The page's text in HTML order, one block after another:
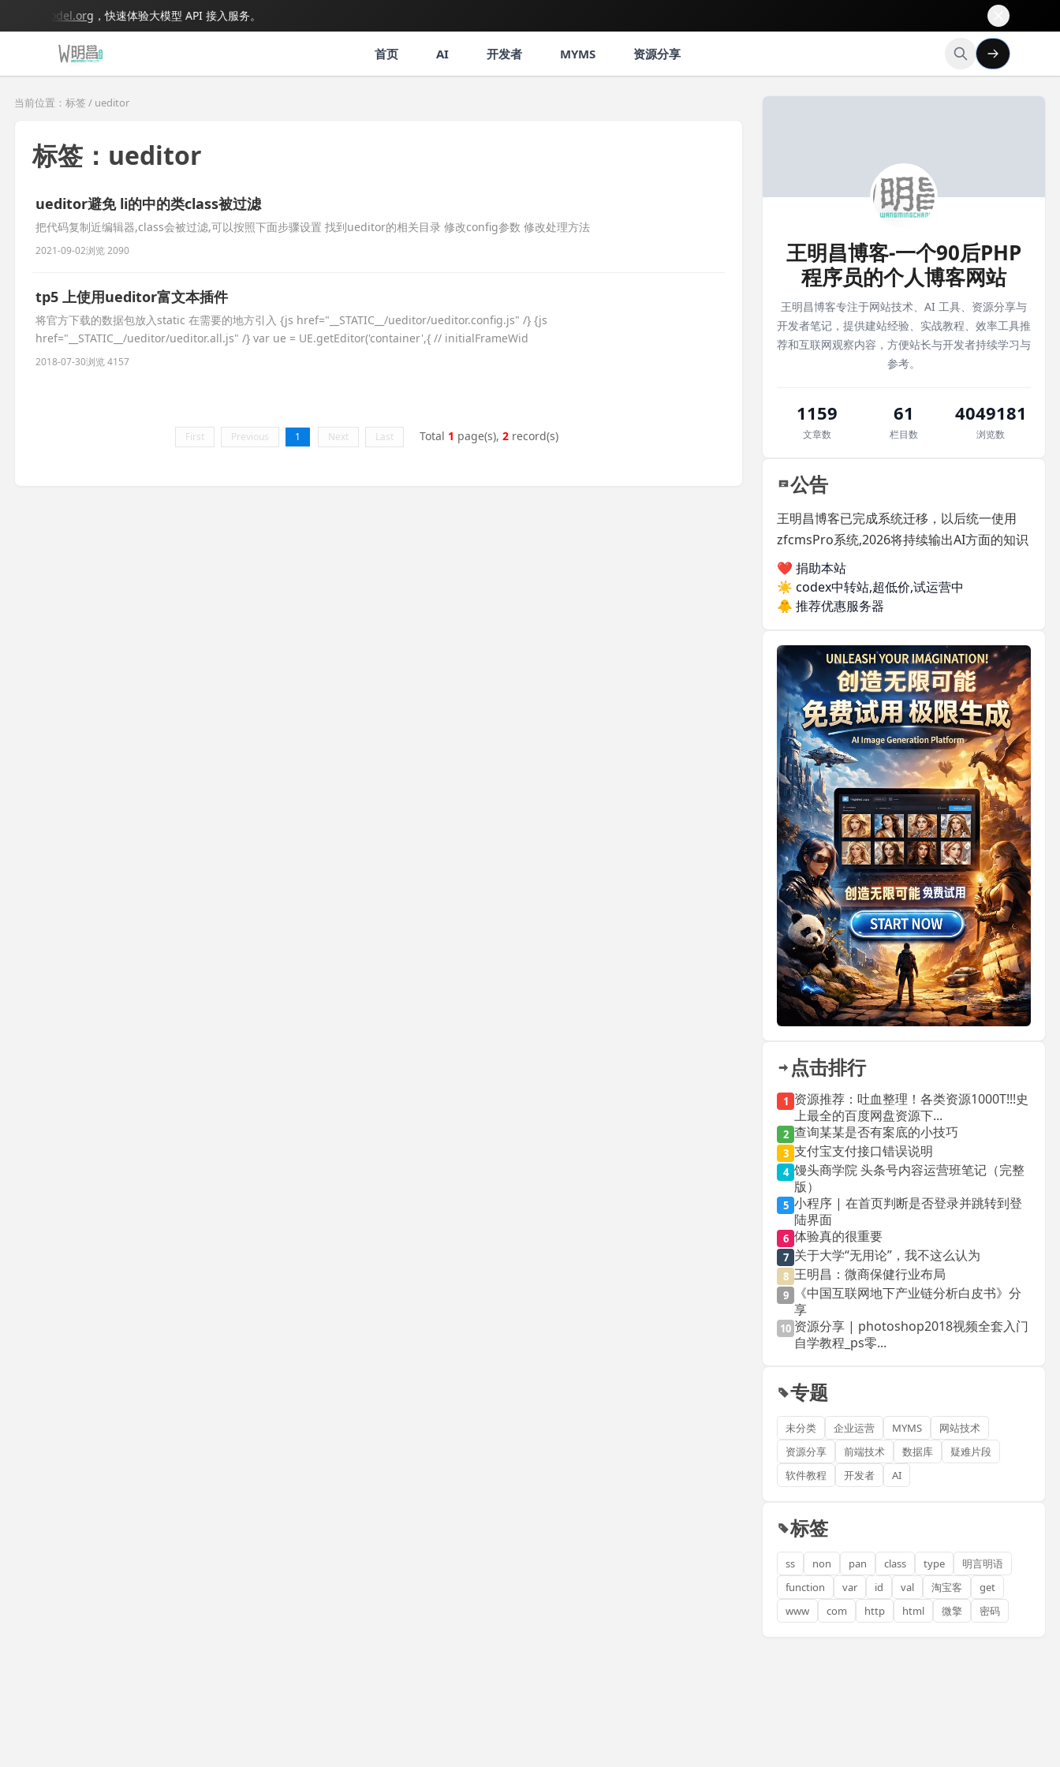
，快速体验大模型 API 接入服务。
首页 AI 开发者 MYMS 资源分享
当前位置：标签 / ueditor
标签：ueditor
ueditor避免 li的中的类class被过滤
把代码复制近编辑器,class会被过滤,可以按照下面步骤设置 找到ueditor的相关目录 修改config参数 修改处理方法
2021-09-02浏览 2090
tp5 上使用ueditor富文本插件
将官方下载的数据包放入static 在需要的地方引入 {js href="__STATIC__/ueditor/ueditor.config.js" /} {js
href="__STATIC__/ueditor/ueditor.all.js" /} var ue = UE.getEditor('container',{ // initialFrameWid
2018-07-30浏览 4157
First Previous 1 Next Last Total 1 page(s), 2 record(s)
王明昌博客-一个90后PHP
程序员的个人博客网站
王明昌博客专注于网站技术、AI 工具、资源分享与
开发者笔记，提供建站经验、实战教程、效率工具推
荐和互联网观察内容，方便站长与开发者持续学习与
参考。
1159
文章数
61
栏目数
4049181
浏览数
公告
王明昌博客已完成系统迁移，以后统一使用
zfcmsPro系统,2026将持续输出AI方面的知识
❤️ 捐助本站
☀️ codex中转站,超低价,试运营中
🐥 推荐优惠服务器
点击排行
1 资源推荐：吐血整理！各类资源1000T!!!史
上最全的百度网盘资源下...
2 查询某某是否有案底的小技巧
3 支付宝支付接口错误说明
4 馒头商学院 头条号内容运营班笔记（完整
版）
5 小程序 | 在首页判断是否登录并跳转到登
陆界面
6 体验真的很重要
7 关于大学“无用论”，我不这么认为
8 王明昌：微商保健行业布局
9
《中国互联网地下产业链分析白皮书》分
享
10 资源分享 | photoshop2018视频全套入门
自学教程_ps零...
专题
未分类 企业运营 MYMS
网站技术
资源分享
前端技术 数据库
疑难片段
软件教程
开发者 AI
标签
ss non pan class type
明言明语
function
var id val 淘宝客
get
www
com http html 微擎 密码